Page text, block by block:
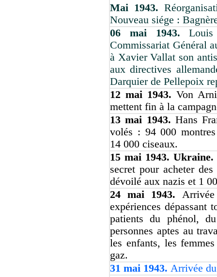
Mai 1943.
Nouveau siége :
06 mai 1943.
Commissariat Général
à Xavier Vallat son
aux directives
Darquier de Pellepoix
12 mai 1943.Von
mettent fin à la
13 mai 1943. Hans
volés : 94 000
14 000 ciseaux.
15 mai 1943. Ukraine.
secret pour acheter
dévoilé aux nazis et 1
24 mai 1943.
expériences dépassant
patients du phénol,
personnes aptes au
les enfants, les
gaz.
31 mai 1943. Arrivée